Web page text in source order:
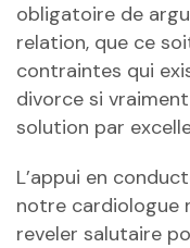
obligatoire de
relation, que ce
contraintes qui
divorce si
solution par
L’appui en
notre cardiologue
reveler salutaire